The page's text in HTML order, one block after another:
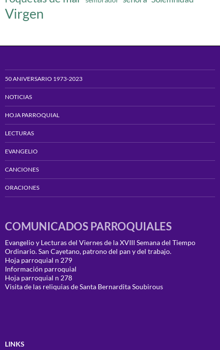
Virgen
50 ANIVERSARIO 1973-2023
NOTICIAS
HOJA PARROQUIAL
LECTURAS
EVANGELIO
CANCIONES
ORACIONES
COMUNICADOS PARROQUIALES
Evangelio y Lecturas del Viernes de la XVIII Semana del Tiempo
Ordinario. San Cayetano, patrono del pan y del trabajo.
Hoja parroquial n 279
Información parroquial
Hoja parroquial n 278
Visita de las reliquias de Santa Bernardita Soubirous
LINKS